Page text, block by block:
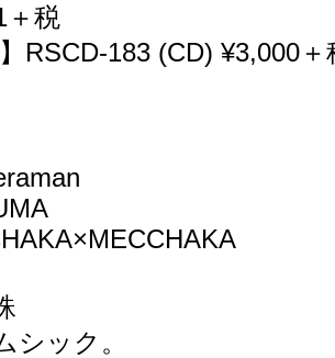
＋税
】RSCD-183 (CD) ¥3,000＋
シック。